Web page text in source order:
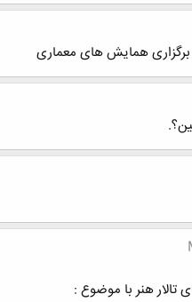
همایش های معماری
تالار هنر با موضوع :